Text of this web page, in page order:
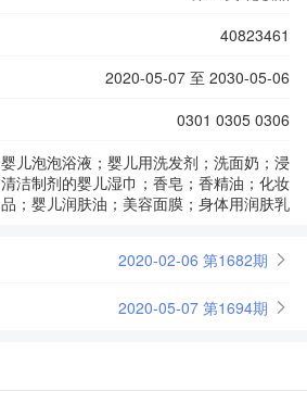
40823461
2020-05-07 至 2030-05-06
0301 0305 0306
婴儿泡泡浴液；婴儿用洗发剂；洗面奶；浸
清洁制剂的婴儿湿巾；香皂；香精油；化妆
品；婴儿润肤油；美容面膜；身体用润肤乳
2020-02-06 第1682期
2020-05-07 第1694期